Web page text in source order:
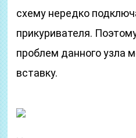
схему нередко
прикуривателя.
проблем данного узла
вставку.